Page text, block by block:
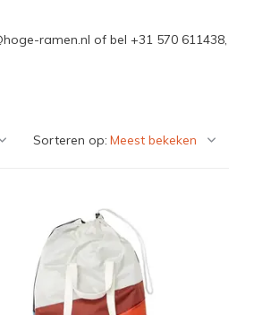
ramen.nl of bel +31 570 611438,
Sorteren op: